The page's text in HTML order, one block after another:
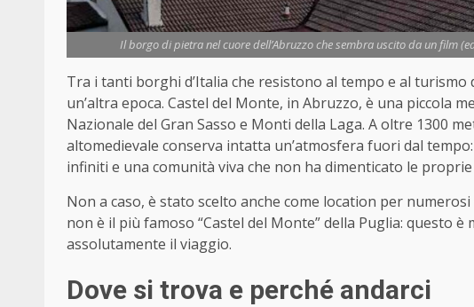
Il borgo di pietra nel cuore dell’Abruzzo che sembra uscito da un film
Tra i tanti borghi d’Italia che resistono al tempo e al turismo
un’altra epoca. Castel del Monte, in Abruzzo, è una piccola
Nazionale del Gran Sasso e Monti della Laga. A oltre 1300
altomedievale conserva intatta un’atmosfera fuori dal
infiniti e una comunità viva che non ha dimenticato le proprie
Non a caso, è stato scelto anche come location per numerosi
non è il più famoso “Castel del Monte” della Puglia: questo
assolutamente il viaggio.
Dove si trova e perché andarci